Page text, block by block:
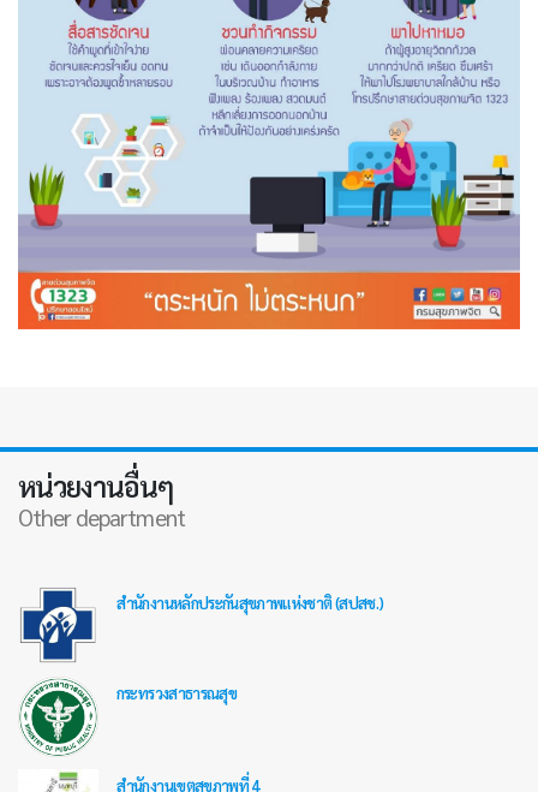
หน่วยงานอื่นๆ
Other department
สำนักงานหลักประกันสุขภาพแห่งชาติ (สปสช.)
กระทรวงสาธารณสุข
สำนักงานเขตสุขภาพที่ 4